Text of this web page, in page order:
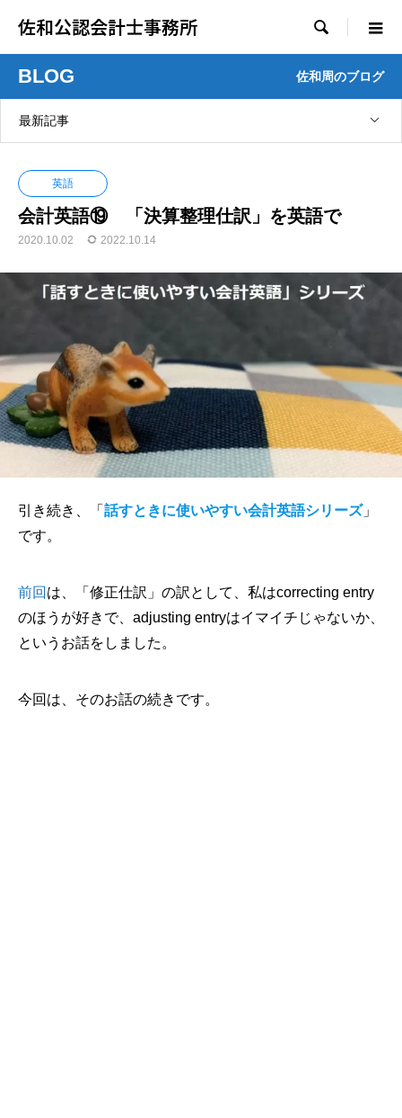
佐和公認会計士事務所 
BLOG 佐和周のブログ
最新記事
英語
会計英語⑲ 「決算整理仕訳」を英語で
2020.10.02 2022.10.14
引き続き、「 話すときに使いやすい会計英語シリーズ」
です。
前回 は、「修正仕訳」の訳として、私はcorrecting entry
のほうが好きで、adjusting entryはイマイチじゃないか、
というお話をしました。
今回は、そのお話の続きです。